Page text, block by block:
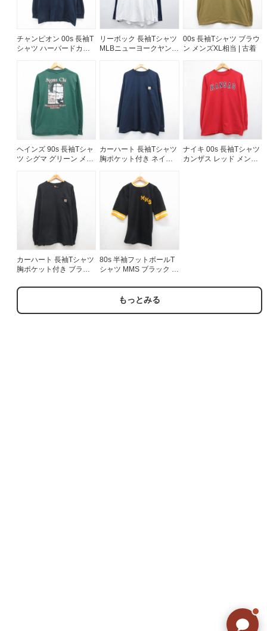
チャンピオン 00s 長袖T
シャツ ハーバードカレ
リーボック 長袖Tシャツ
MLBニューヨークヤンキ
相当 | 古着
00s 長袖Tシャツ ブラウ
ン メンズXL相当 | 古着
ヘインズ 90s 長袖Tシャ
ツ シグマ グリーン メン
カーハート 長袖Tシャツ
胸ポケット付き ネイビ
ナイキ 00s 長袖Tシャツ
カンザス レッド メンズL
カーハート 長袖Tシャツ
胸ポケット付き ブラッ
80s 半袖フットボールT
シャツ MMS ブラック メ
もっとみる